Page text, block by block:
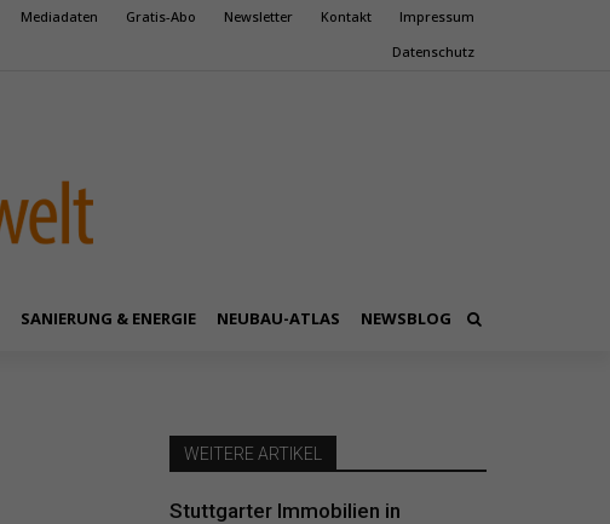
Mediadaten Gratis-Abo Newsletter Kontakt
Impressum
Datenschutz
SANIERUNG & ENERGIE NEUBAU-ATLAS NEWSBLOG
WEITERE ARTIKEL
Stuttgarter Immobilien in